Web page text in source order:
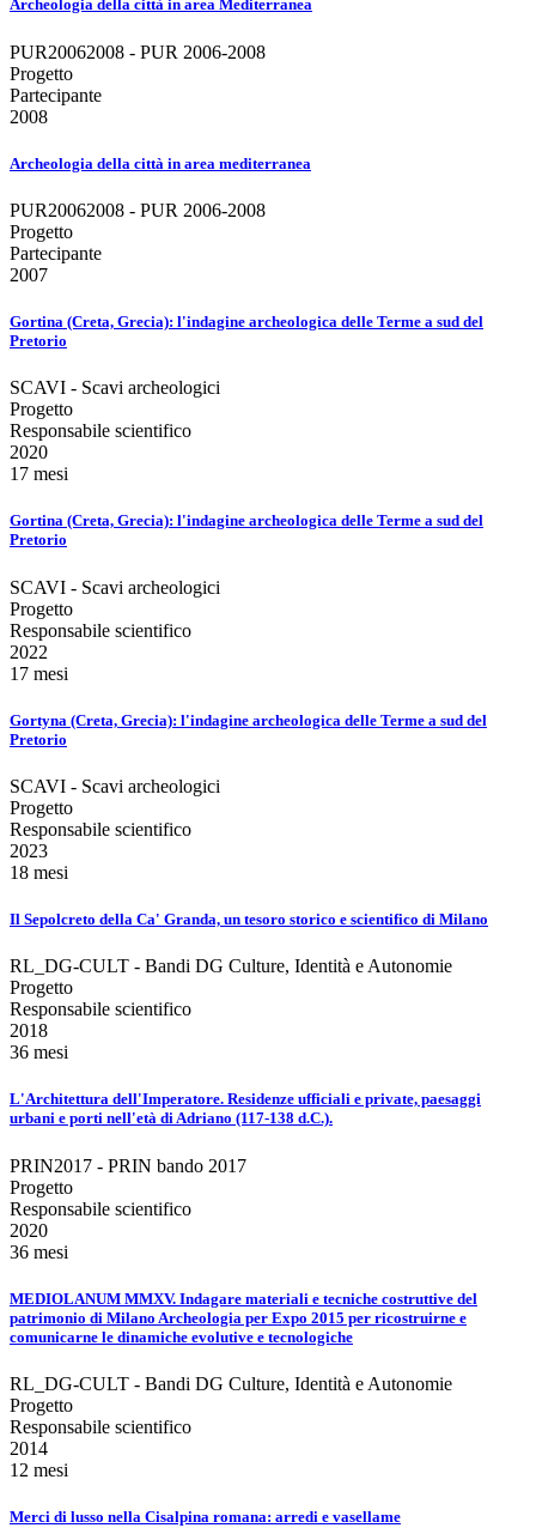
Archeologia della città in area Mediterranea
PUR20062008 - PUR 2006-2008
Progetto
Partecipante
2008
Archeologia della città in area mediterranea
PUR20062008 - PUR 2006-2008
Progetto
Partecipante
2007
Gortina (Creta, Grecia): l'indagine archeologica delle Terme a sud del
Pretorio
SCAVI - Scavi archeologici
Progetto
Responsabile scientifico
2020
17 mesi
Gortina (Creta, Grecia): l'indagine archeologica delle Terme a sud del
Pretorio
SCAVI - Scavi archeologici
Progetto
Responsabile scientifico
2022
17 mesi
Gortyna (Creta, Grecia): l'indagine archeologica delle Terme a sud del
Pretorio
SCAVI - Scavi archeologici
Progetto
Responsabile scientifico
2023
18 mesi
Il Sepolcreto della Ca' Granda, un tesoro storico e scientifico di Milano
RL_DG-CULT - Bandi DG Culture, Identità e Autonomie
Progetto
Responsabile scientifico
2018
36 mesi
L'Architettura dell'Imperatore. Residenze ufficiali e private, paesaggi
urbani e porti nell'età di Adriano (117-138 d.C.).
PRIN2017 - PRIN bando 2017
Progetto
Responsabile scientifico
2020
36 mesi
MEDIOLANUM MMXV. Indagare materiali e tecniche costruttive del
patrimonio di Milano Archeologia per Expo 2015 per ricostruirne e
comunicarne le dinamiche evolutive e tecnologiche
RL_DG-CULT - Bandi DG Culture, Identità e Autonomie
Progetto
Responsabile scientifico
2014
12 mesi
Merci di lusso nella Cisalpina romana: arredi e vasellame